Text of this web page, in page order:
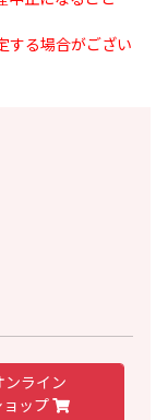
する場合がござい
ンライン
ョップ